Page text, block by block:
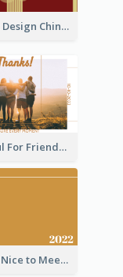
Graphic Design Chinese New Year Greeting Card With Decorations
Thankful For Friendship Greeting Card
Orange Nice to Meet You Greeting Card